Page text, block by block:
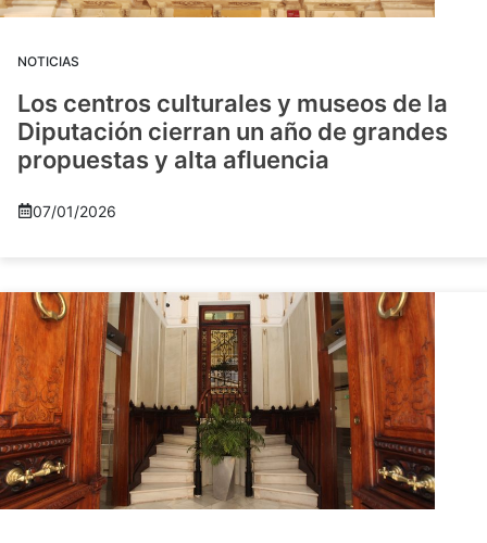
NOTICIAS
Los centros culturales y museos de la
Diputación cierran un año de grandes
propuestas y alta afluencia
07/01/2026